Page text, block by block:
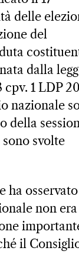
delle
del
dalla
1 LDP
nazionale
della
svolte
ha
non era
il